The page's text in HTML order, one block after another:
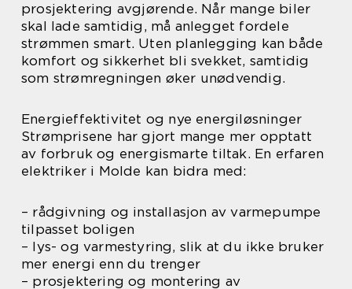
prosjektering avgjørende. Når mange biler
skal lade samtidig, må anlegget fordele
strømmen smart. Uten planlegging kan både
komfort og sikkerhet bli svekket, samtidig
som strømregningen øker unødvendig.
Energieffektivitet og nye energiløsninger
Strømprisene har gjort mange mer opptatt
av forbruk og energismarte tiltak. En erfaren
elektriker i Molde kan bidra med:
– rådgivning og installasjon av varmepumpe
tilpasset boligen
– lys- og varmestyring, slik at du ikke bruker
mer energi enn du trenger
– prosjektering og montering av